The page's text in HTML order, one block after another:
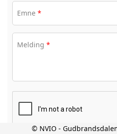
Emne *
Melding *
© NVIO -